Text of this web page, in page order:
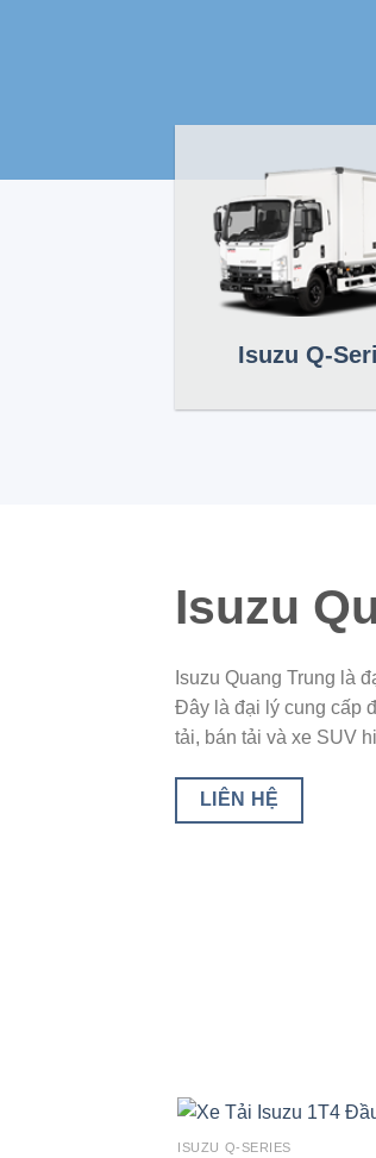
Isuzu Q-
Isuzu
Isuzu Quang Trung là
Đây là đại lý cung cấp
tải, bán tải và xe SUV
LIÊN HỆ
ISUZU Q-SERIES